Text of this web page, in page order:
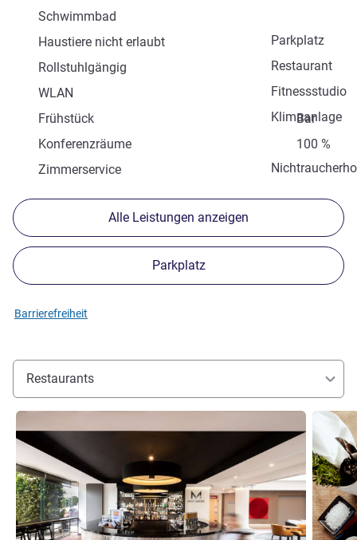
Schwimmbad
Parkplatz
Haustiere nicht erlaubt
Restaurant
Rollstuhlgängig
Fitnessstudio
WLAN
Klimaanlage
Frühstück
Bar
Konferenzräume
100 %
Zimmerservice
Alle Leistungen anzeigen
Parkplatz
Barrierefreiheit
Restaurants
Details ansehen Details